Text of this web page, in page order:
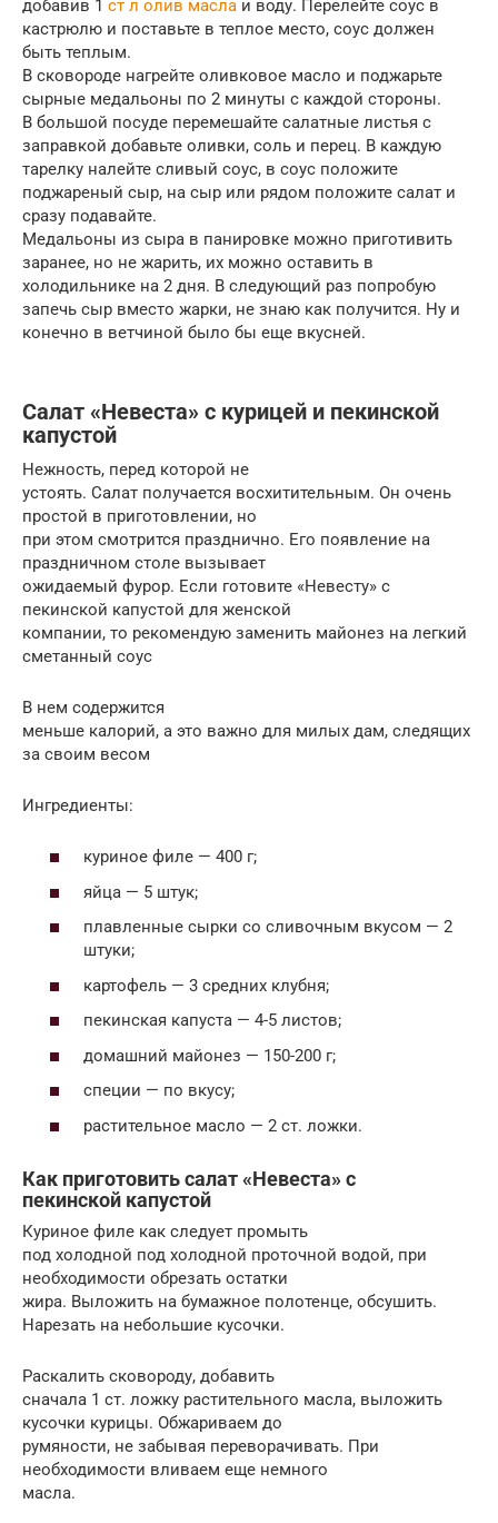
добавив 1 ст л олив масла и воду. Перелейте соус в
кастрюлю и поставьте в теплое место, соус должен
быть теплым.
В сковороде нагрейте оливковое масло и поджарьте
сырные медальоны по 2 минуты с каждой стороны.
В большой посуде перемешайте салатные листья с
заправкой добавьте оливки, соль и перец. В каждую
тарелку налейте сливый соус, в соус положите
поджареный сыр, на сыр или рядом положите салат и
сразу подавайте.
Медальоны из сыра в панировке можно приготивить
заранее, но не жарить, их можно оставить в
холодильнике на 2 дня. В следующий раз попробую
запечь сыр вместо жарки, не знаю как получится. Ну и
конечно в ветчиной было бы еще вкусней.
Салат «Невеста» с курицей и пекинской
капустой
Нежность, перед которой не
устоять. Салат получается восхитительным. Он очень
простой в приготовлении, но
при этом смотрится празднично. Его появление на
праздничном столе вызывает
ожидаемый фурор. Если готовите «Невесту» с
пекинской капустой для женской
компании, то рекомендую заменить майонез на легкий
сметанный соус
В нем содержится
меньше калорий, а это важно для милых дам, следящих
за своим весом
Ингредиенты:
куриное филе — 400 г;
яйца — 5 штук;
плавленные сырки со сливочным вкусом — 2
штуки;
картофель — 3 средних клубня;
пекинская капуста — 4-5 листов;
домашний майонез — 150-200 г;
специи — по вкусу;
растительное масло — 2 ст. ложки.
Как приготовить салат «Невеста» с
пекинской капустой
Куриное филе как следует промыть
под холодной под холодной проточной водой, при
необходимости обрезать остатки
жира. Выложить на бумажное полотенце, обсушить.
Нарезать на небольшие кусочки.
Раскалить сковороду, добавить
сначала 1 ст. ложку растительного масла, выложить
кусочки курицы. Обжариваем до
румяности, не забывая переворачивать. При
необходимости вливаем еще немного
масла.